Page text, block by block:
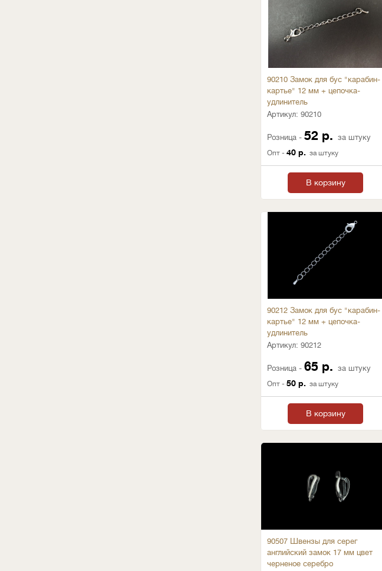
90210 Замок для бус "карабин-
картье" 12 мм + цепочка-
удлинитель
Артикул: 90210
Розница - 52 р. за штуку
Опт - 40 р. за штуку
В корзину
90212 Замок для бус "карабин-
картье" 12 мм + цепочка-
удлинитель
Артикул: 90212
Розница - 65 р. за штуку
Опт - 50 р. за штуку
В корзину
90507 Швензы для серег
английский замок 17 мм цвет
черненое серебро